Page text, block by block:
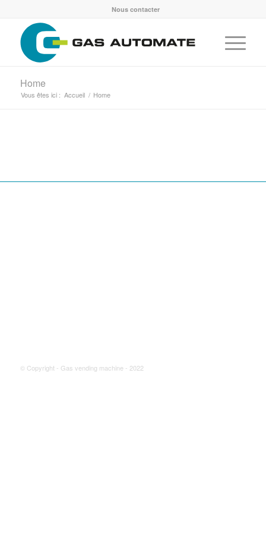
Nous contacter
Home
Vous êtes ici : Accueil / Home
© Copyright - Gas vending machine - 2022